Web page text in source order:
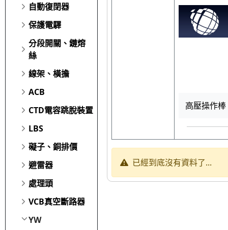
自動復閉器
保護電驛
分段開關、鏈熔
絲
線架、橫擔
ACB
CTD電容跳脫裝置
LBS
礙子、銅排價
避雷器
處理頭
VCB真空斷路器
YW
高壓操作
已經到底沒有資料了...